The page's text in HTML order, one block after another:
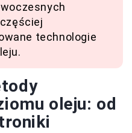
technologie
oleju: od